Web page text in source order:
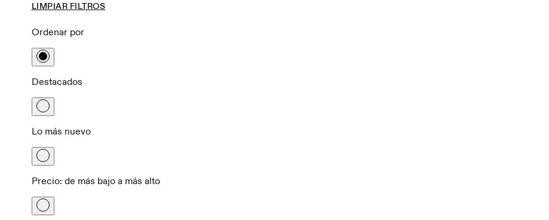
LIMPIAR FILTROS
Ordenar por
Destacados
Lo más nuevo
Precio: de más bajo a más alto